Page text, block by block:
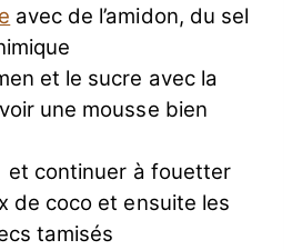
avec de l’amidon, du sel
et le sucre avec la
une mousse bien
et continuer à fouetter
de coco et ensuite les
tamisés